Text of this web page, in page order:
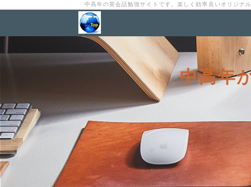
中高年の英会話勉強サイトです。楽しく効率良いオリジナ
中高年から